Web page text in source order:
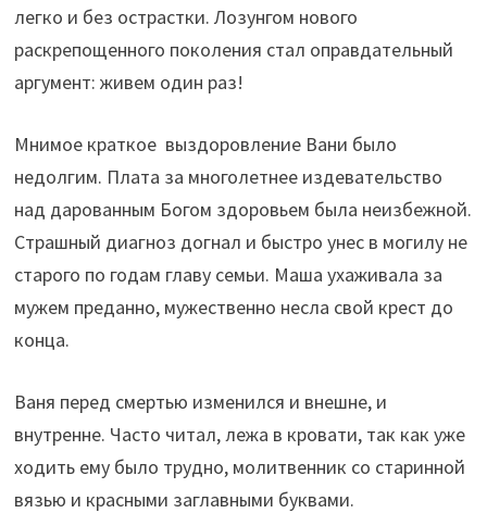
легко и без острастки. Лозунгом нового
раскрепощенного поколения стал оправдательный
аргумент: живем один раз!
Мнимое краткое выздоровление Вани было
недолгим. Плата за многолетнее издевательство
над дарованным Богом здоровьем была неизбежной.
Страшный диагноз догнал и быстро унес в могилу не
старого по годам главу семьи. Маша ухаживала за
мужем преданно, мужественно несла свой крест до
конца.
Ваня перед смертью изменился и внешне, и
внутренне. Часто читал, лежа в кровати, так как уже
ходить ему было трудно, молитвенник со старинной
вязью и красными заглавными буквами.